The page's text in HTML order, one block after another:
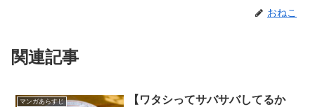
おねこ
関連記事
マンガあらすじ
【ワタシってサバサバしてるか